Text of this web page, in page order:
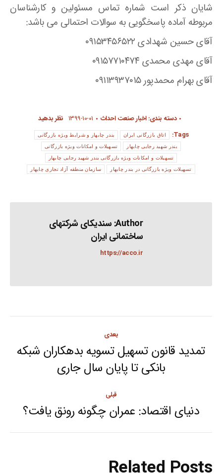
شایان ذکر است شماره تماس مسئولین و کارشناسان
مربوطه آماده پاسخگویی به سوالات احتمالی می باشد:
آقای حسین شهدادی ۰۹۱۵۳۴۵۶۵۲۲
آقای مهدی محمدی ۰۹۱۵۷۷۱۰۴۷۴
آقای بهرام محمدپور ۰۹۱۱۳۹۳۷۰۱۵
دسته بندی:اخبار صنعت احداث ۱۳۹۹-۱۰-۰۱ نظر بدهید
Tags:
اتاق بازرگانی ایران بندر چابهار و شرایط ویژه بازرگانی
بندر شهید رجایی چابهار تسهیلات و امکانات ویژه بازرگانی
تسهیلات و امکانات ویژه بازرگانی بندر شهید رجایی چابهار
تسهیلات ویژه بازرگانی در بندر چابهار سازمان منطقه آزاد تجاری چابهار
Author: سندیکای شرکتهای
ساختمانی ایران
https://acco.ir
navigation
قبلی
Previous
دنیای اقتصاد: عمران چگونه رونق یافت؟
بعدی
Next
post:
تمدید قانون تسهیل تسویه بدهکاران شبکه
بانکی تا پایان سال جاری